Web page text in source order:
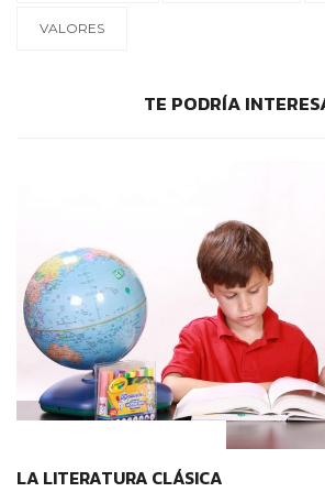
VALORES
TE PODRÍA
LA LITERATURA CLÁSICA